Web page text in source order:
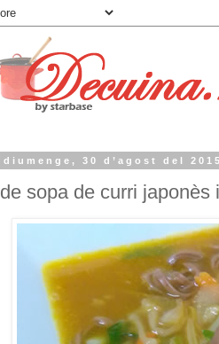
diumenge, 30 d’agost del 2015
de sopa de curri japonès